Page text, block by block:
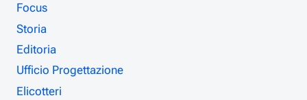
Focus
Storia
Editoria
Ufficio Progettazione
Elicotteri